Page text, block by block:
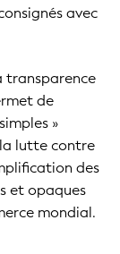
avec
transparence
de
»
lutte contre
des
et opaques
mondial.